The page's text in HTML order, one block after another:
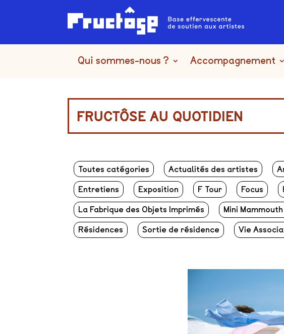
Qui sommes-nous ? Accompagnement
FRUCTÔSE AU QUOTIDIEN
Toutes catégories Actualités des artistes
Entretiens Exposition F Tour Focus
La Fabrique des Objets Imprimés Mini
Résidences Sortie de résidence Vie